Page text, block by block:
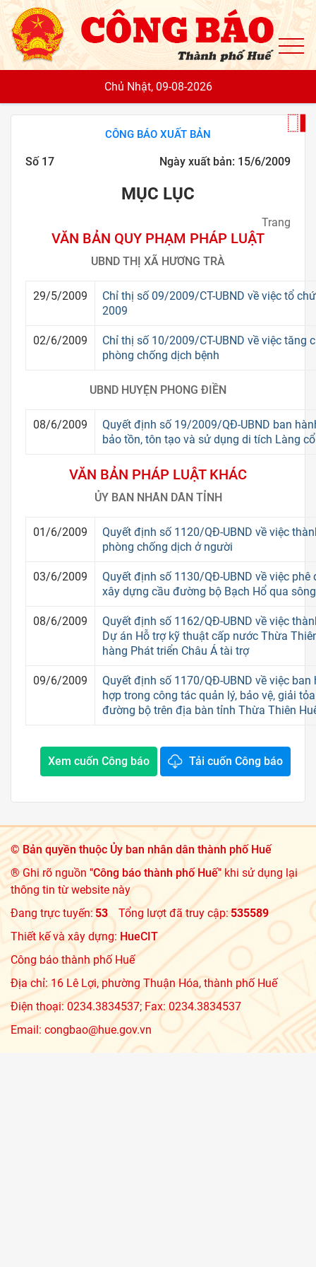
Chủ Nhật, 09-08-2026
CÔNG BÁO XUẤT BẢN
Số 17 Ngày xuất bản: 15/6/2009
MỤC LỤC
Trang
VĂN BẢN QUY PHẠM PHÁP LUẬT
UBND THỊ XÃ HƯƠNG TRÀ
29/5/2009
Chỉ thị số 09/2009/CT-UBND về việc tổ
2009
02/6/2009
Chỉ thị số 10/2009/CT-UBND về việc tăng
phòng chống dịch bệnh
UBND HUYỆN PHONG ĐIỀN
08/6/2009
Quyết định số 19/2009/QĐ-UBND ban
bảo tồn, tôn tạo và sử dụng di tích Làng
VĂN BẢN PHÁP LUẬT KHÁC
ỦY BAN NHÂN DÂN TỈNH
01/6/2009
Quyết định số 1120/QĐ-UBND về việc
phòng chống dịch ở người
03/6/2009
Quyết định số 1130/QĐ-UBND về việc
xây dựng cầu đường bộ Bạch Hổ qua
08/6/2009
Quyết định số 1162/QĐ-UBND về việc
Dự án Hỗ trợ kỹ thuật cấp nước Thừa
hàng Phát triển Châu Á tài trợ
09/6/2009
Quyết định số 1170/QĐ-UBND về việc ban
hợp trong công tác quản lý, bảo vệ, giải
đường bộ trên địa bàn tỉnh Thừa Thiên
Xem cuốn Công báo Tải cuốn Công báo
©Bản quyền thuộc Ủy ban nhân dân thành phố Huế
® Ghi rõ nguồn "Công báo thành phố Huế"khi sử dụng lại
thông tin từ website này
Đang trực tuyến:53 Tổng lượt đã truy cập:535589
Thiết kế và xây dựng: HueCIT
Công báo thành phố Huế
Địa chỉ: 16 Lê Lợi, phường Thuận Hóa, thành phố Huế
Điện thoại: 0234.3834537; Fax: 0234.3834537
Email: congbao@hue.gov.vn